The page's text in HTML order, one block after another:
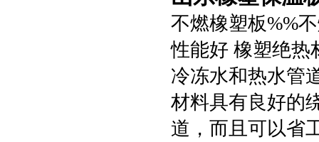
不燃橡塑板%%
性能好 橡塑绝热
冷冻水和热水管
材料具有良好的
道，而且可以省